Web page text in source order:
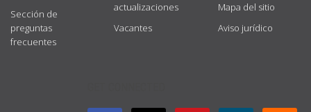
Sección de
preguntas
frecuentes
actualizaciones
Vacantes
Mapa del sitio
Aviso jurídico